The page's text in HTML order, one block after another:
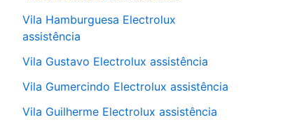
Vila Hamburguesa Electrolux
assistência
Vila Gustavo Electrolux assistência
Vila Gumercindo Electrolux assistência
Vila Guilherme Electrolux assistência